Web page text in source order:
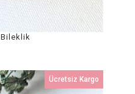
Ücretsiz Kargo